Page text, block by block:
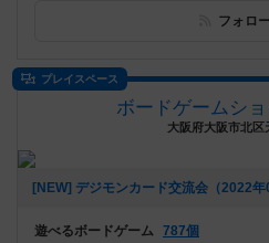
フォロ
プレイスペース
ボードゲームシ
大阪府大阪市北区
[NEW] デジモンカード交流会（2022年
遊べるボードゲーム 787個